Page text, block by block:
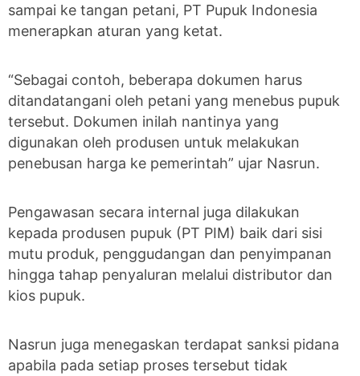
sampai ke tangan petani, PT Pupuk Indonesia
menerapkan aturan yang ketat.
“Sebagai contoh, beberapa dokumen harus
ditandatangani oleh petani yang menebus pupuk
tersebut. Dokumen inilah nantinya yang
digunakan oleh produsen untuk melakukan
penebusan harga ke pemerintah” ujar Nasrun.
Pengawasan secara internal juga dilakukan
kepada produsen pupuk (PT PIM) baik dari sisi
mutu produk, penggudangan dan penyimpanan
hingga tahap penyaluran melalui distributor dan
kios pupuk.
Nasrun juga menegaskan terdapat sanksi pidana
apabila pada setiap proses tersebut tidak